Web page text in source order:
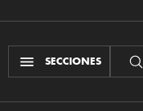
SECCIONES